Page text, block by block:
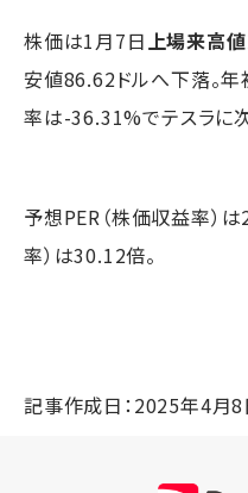
株価は1月7日上場来高値
安値86.62ドルへ下落。
率は-36.31%でテスラに
予想PER（株価収益率）
率）は30.12倍。
記事作成日：2025年4月8